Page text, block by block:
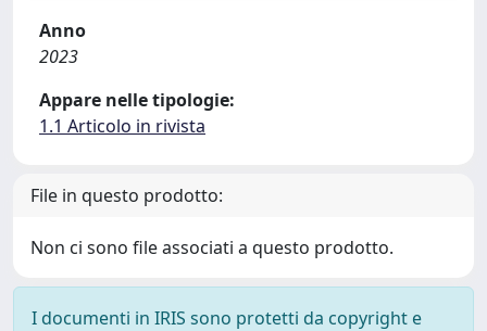
Anno
2023
Appare nelle tipologie:
1.1 Articolo in rivista
File in questo prodotto:
Non ci sono file associati a questo prodotto.
I documenti in IRIS sono protetti da copyright e